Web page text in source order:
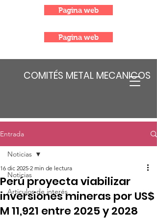
COMITÉS METAL MECANICOS
Pagina web
Pagina web
Entrada
Noticias
Articulos de interés
Noticias
Perú proyecta viabilizar
inversiones mineras por US$
M 11,921 entre 2025 y 2028
16 dic 2025 2 min de lectura